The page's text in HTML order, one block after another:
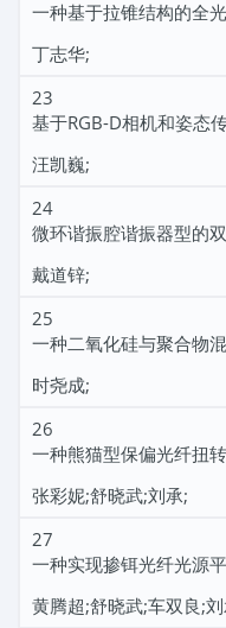
一种基于拉锥结构的全
丁志华;
23
基于RGB-D相机和姿态
汪凯巍;
24
微环谐振腔谐振器型的
戴道锌;
25
一种二氧化硅与聚合物
时尧成;
26
一种熊猫型保偏光纤扭
张彩妮;舒晓武;刘承;
27
一种实现掺铒光纤光源
黄腾超;舒晓武;车双良;